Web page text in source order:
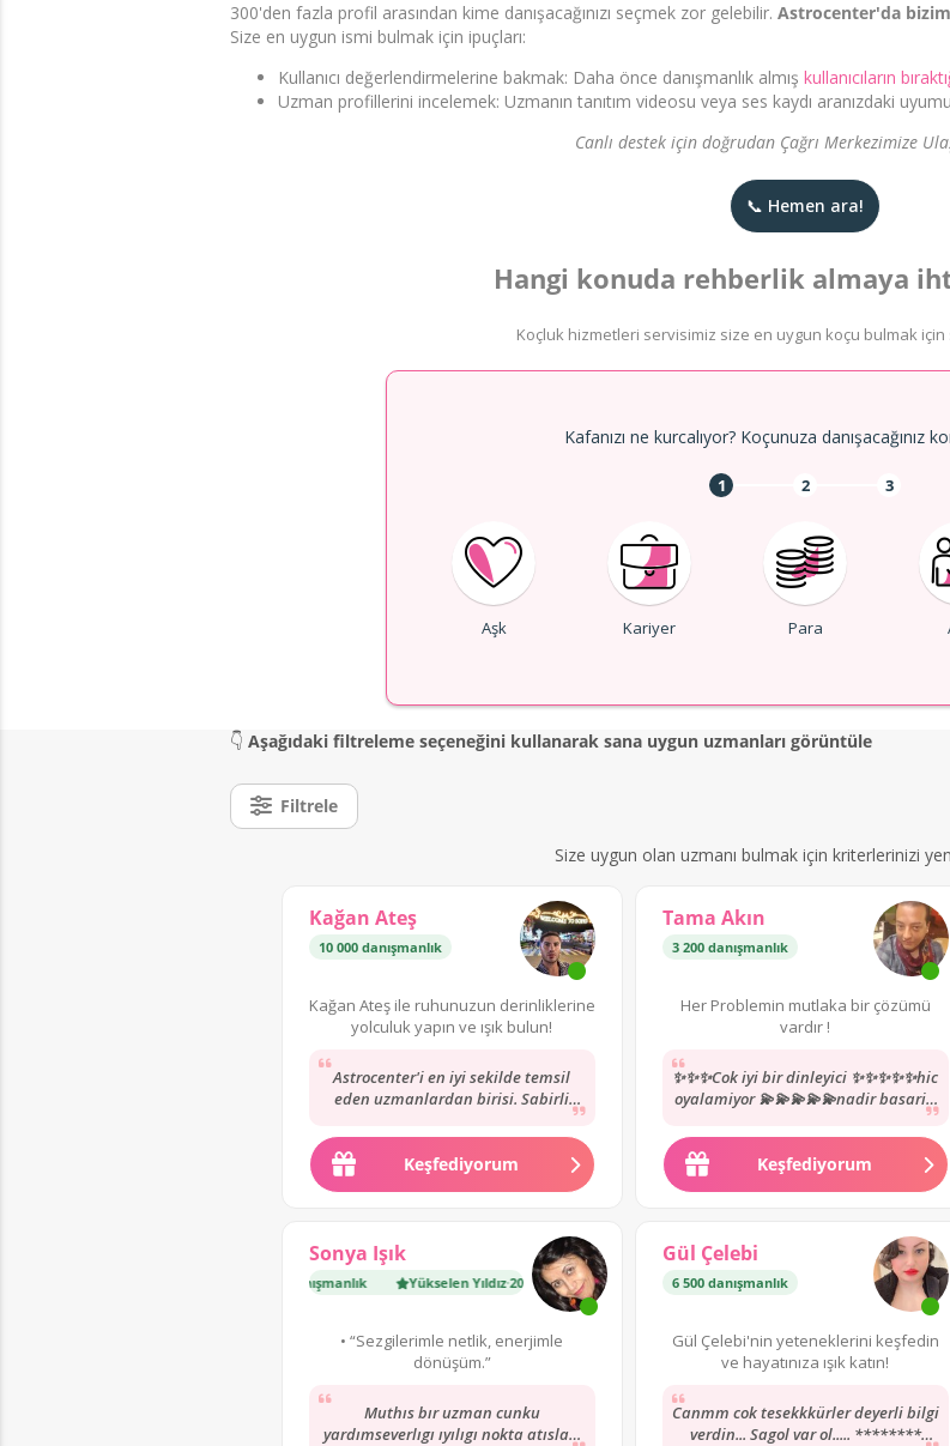
300'den fazla profil arasından kime danışacağınızı seçmek zor gelebilir. Astrocenter'da
Size en uygun ismi bulmak için ipuçları:
Kullanıcı değerlendirmelerine bakmak: Daha önce danışmanlık almış kullanıcıların
Uzman profillerini incelemek: Uzmanın tanıtım videosu veya ses kaydı aranızdaki
Canlı destek için doğrudan Çağrı Merkezimize
📞 Hemen ara!
Hangi konuda rehberlik almaya
Koçluk hizmetleri servisimiz size en uygun koçu bulmak için
Kafanızı ne kurcalıyor? Koçunuza danışacağınız
1 2 3
Aşk Kariyer Para
👇 Aşağıdaki filtreleme seçeneğini kullanarak sana uygun uzmanları görüntüle
Filtrele
Size uygun olan uzmanı bulmak için kriterlerinizi
Kağan Ateş
10 000 danışmanlık
Kağan Ateş ile ruhunuzun derinliklerine
yolculuk yapın ve ışık bulun!
Astrocenter'i en iyi sekilde temsil
eden uzmanlardan birisi. Sabirli
yillardir...
Keşfediyorum
Tama Akın
3 200 danışmanlık
Her Problemin mutlaka bir çözümü
vardır !
✨✨✨Cok iyi bir dinleyici ✨✨✨✨✨hic
oyalamiyor 💫💫💫💫💫nadir basarili
uzmanlardan yol göstermesi karsi
tarafida anlamasi...
Keşfediyorum
Sonya Işık
200 danışmanlık Yükselen Yıldız·200 danışmanlık
• “Sezgilerimle netlik, enerjimle
dönüşüm.”
Muthıs bır uzman cunku
yardımseverlıgı ıyılıgı nokta atısları
Gül Çelebi
6 500 danışmanlık
Gül Çelebi'nin yeteneklerini keşfedin
ve hayatınıza ışık katın!
Canmm cok tesekkkürler deyerli bilgi
verdin... Sagol var ol..... ********
Yükselen Yıldız· 7